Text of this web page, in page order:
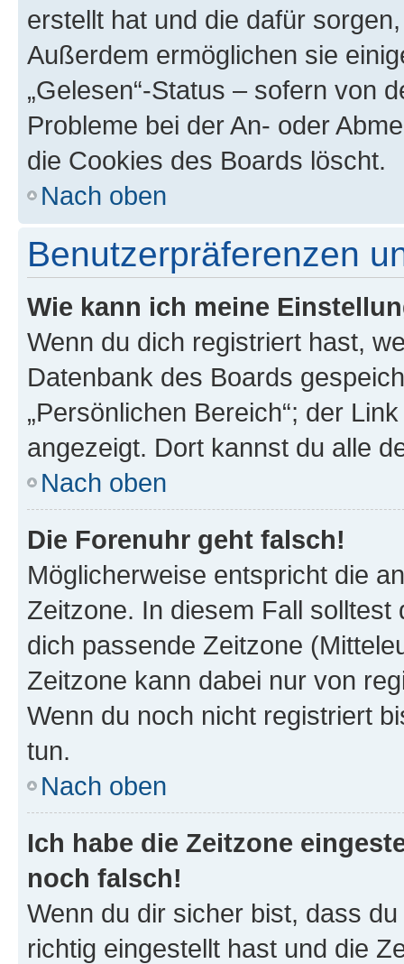
erstellt hat und die dafür
Außerdem ermöglichen sie
„Gelesen“-Status – sofern von
Probleme bei der An- oder
die Cookies des Boards löscht.
Nach oben
Benutzerpräferenzen
Wie kann ich meine
Wenn du dich registriert hast,
Datenbank des Boards
„Persönlichen Bereich“; der
angezeigt. Dort kannst du alle
Nach oben
Die Forenuhr geht falsch!
Möglicherweise entspricht die
Zeitzone. In diesem Fall solltest
dich passende Zeitzone
Zeitzone kann dabei nur von
Wenn du noch nicht registriert
tun.
Nach oben
Ich habe die Zeitzone
noch falsch!
Wenn du dir sicher bist, dass
richtig eingestellt hast und die